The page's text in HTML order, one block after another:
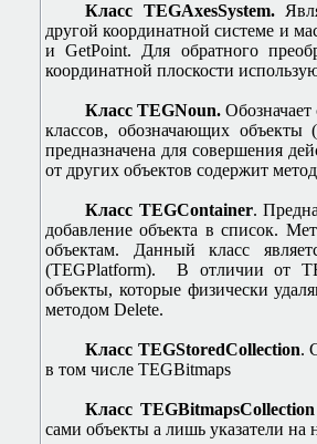
Класс TEGAxesSystem.
другой координатной системе и
иGetPoint. Для обратного
координатной плоскости
Класс TEGNoun.
классов, обозначающих
предназначена для совершения
от других объектов содержит
Класс TEGContainer.
добавление объекта в список.
объектам. Данный класс
(TEGPlatform). В отличии от
объекты, которые физически
методом Delete.
Класс TEGStoredCollection.
в том числе TEGBitmaps
Класс TEGBitmapsCollection
сами объекты а лишь указатели на